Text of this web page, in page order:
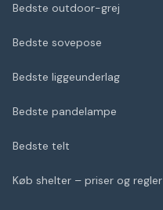
Bedste outdoor-grej
Bedste sovepose
Bedste liggeunderlag
Bedste pandelampe
Bedste telt
Køb shelter – priser og regler